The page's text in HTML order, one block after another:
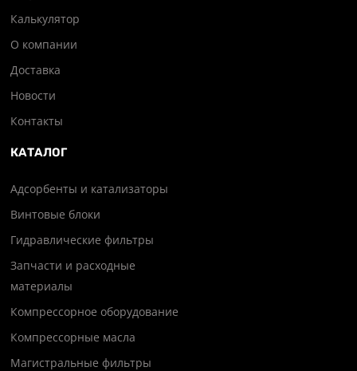
Калькулятор
О компании
Доставка
Новости
Контакты
КАТАЛОГ
Адсорбенты и катализаторы
Винтовые блоки
Гидравлические фильтры
Запчасти и расходные
материалы
Компрессорное оборудование
Компрессорные масла
Магистральные фильтры